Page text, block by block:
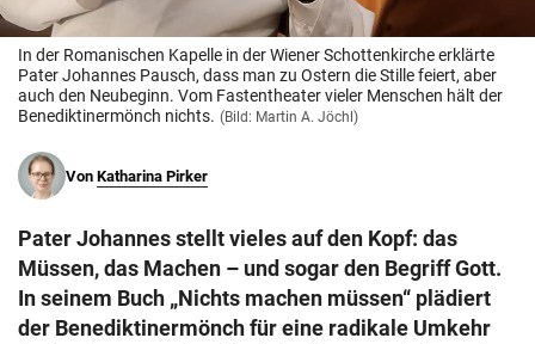
In der Romanischen Kapelle in der Wiener Schottenkirche erklärte
Pater Johannes Pausch, dass man zu Ostern die Stille feiert, aber
auch den Neubeginn. Vom Fastentheater vieler Menschen hält der
Benediktinermönch nichts. (Bild: Martin A. Jöchl)
Von Katharina Pirker
Pater Johannes stellt vieles auf den Kopf: das
Müssen, das Machen – und sogar den Begriff Gott.
In seinem Buch „Nichts machen müssen“ plädiert
der Benediktinermönch für eine radikale Umkehr